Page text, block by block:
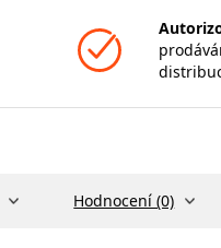
Hodnocení (0)